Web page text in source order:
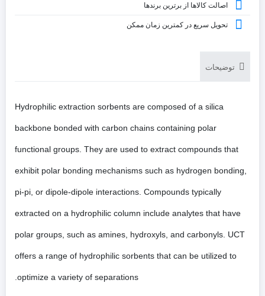
اصالت کالاها از برترین برندها
تحویل سریع در کمترین زمان ممکن
توضیحات
Hydrophilic extraction sorbents are composed of a silica
backbone bonded with carbon chains containing polar
functional groups. They are used to extract compounds that
exhibit polar bonding mechanisms such as hydrogen bonding,
pi-pi, or dipole-dipole interactions. Compounds typically
extracted on a hydrophilic column include analytes that have
polar groups, such as amines, hydroxyls, and carbonyls. UCT
offers a range of hydrophilic sorbents that can be utilized to
optimize a variety of separations.